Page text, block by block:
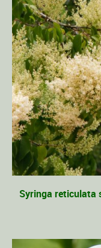
Syringa reticulata